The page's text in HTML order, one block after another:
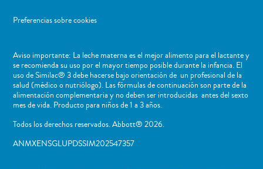
Preferencias sobre cookies
Aviso importante: La leche materna es el mejor alimento para el lactante y
se recomienda su uso por el mayor tiempo posible durante la infancia. El
uso de Similac® 3 debe hacerse bajo orientación de un profesional de la
salud (médico o nutriólogo). Las fórmulas de continuación son parte de la
alimentación complementaria y no deben ser introducidas antes del sexto
mes de vida. Producto para niños de 1 a 3 años.
Todos los derechos reservados. Abbott® 2026.
ANMXENSGLUPDSSIM202547357